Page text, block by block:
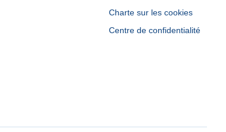
Charte sur les cookies
Centre de confidentialité